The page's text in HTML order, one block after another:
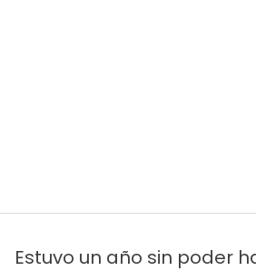
Estuvo un año sin poder